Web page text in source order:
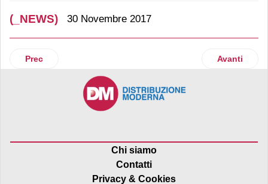
(_NEWS) 30 Novembre 2017
Articolo precedente: Lines Specialist torna on air
Prec Articolo
Avanti
Chi siamo
Contatti
Privacy & Cookies